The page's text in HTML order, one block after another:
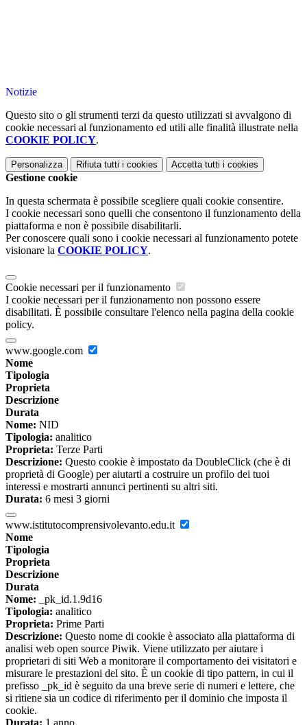
Notizie
Questo sito o gli strumenti terzi da questo utilizzati si avvalgono di
cookie necessari al funzionamento ed utili alle finalità illustrate nella
COOKIE POLICY.
Personalizza Rifiuta tutti i cookies Accetta tutti i cookies
Gestione cookie
In questa schermata è possibile scegliere quali cookie consentire.
I cookie necessari sono quelli che consentono il funzionamento della
piattaforma e non è possibile disabilitarli.
Per conoscere quali sono i cookie necessari al funzionamento potete
visionare la COOKIE POLICY.
Cookie necessari per il funzionamento
I cookie necessari per il funzionamento non possono essere
disabilitati. È possibile consultare l'elenco nella pagina della cookie
policy.
www.google.com
Nome
Tipologia
Proprieta
Descrizione
Durata
Nome: NID
Tipologia: analitico
Proprieta: Terze Parti
Descrizione: Questo cookie è impostato da DoubleClick (che è di
proprietà di Google) per aiutarti a costruire un profilo dei tuoi
interessi e mostrarti annunci pertinenti su altri siti.
Durata: 6 mesi 3 giorni
www.istitutocomprensivolevanto.edu.it
Nome
Tipologia
Proprieta
Descrizione
Durata
Nome: _pk_id.1.9d16
Tipologia: analitico
Proprieta: Prime Parti
Descrizione: Questo nome di cookie è associato alla piattaforma di
analisi web open source Piwik. Viene utilizzato per aiutare i
proprietari di siti Web a monitorare il comportamento dei visitatori e
misurare le prestazioni del sito. È un cookie di tipo pattern, in cui il
prefisso _pk_id è seguito da una breve serie di numeri e lettere, che
si ritiene sia un codice di riferimento per il dominio che imposta il
cookie.